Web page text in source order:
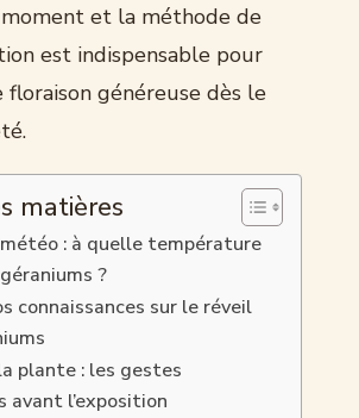
et la méthode de
est indispensable pour
généreuse dès le
matières
: à quelle température
?
connaissances sur le réveil
plante : les gestes
avant l’exposition